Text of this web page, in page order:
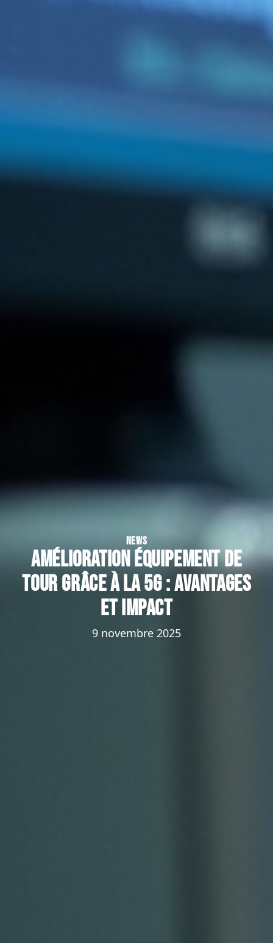
NEWS
Amélioration équipement de
tour grâce à la 5G : avantages
et impact
9 novembre 2025